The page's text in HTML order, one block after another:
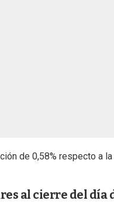
de 0,58% respecto a
al cierre del día